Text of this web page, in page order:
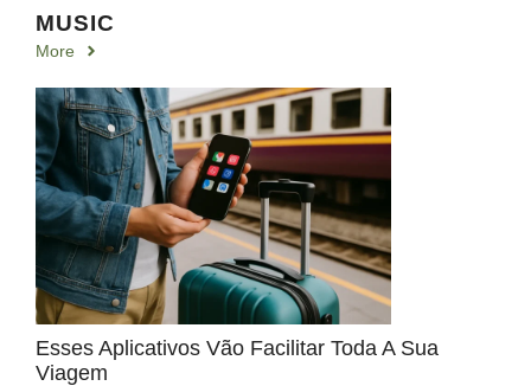
MUSIC
More
Esses Aplicativos Vão Facilitar Toda A Sua
Viagem